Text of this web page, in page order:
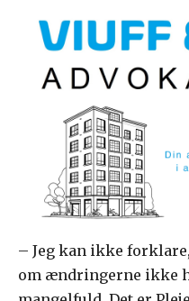
– Jeg kan ikke
om ændringerne ikke